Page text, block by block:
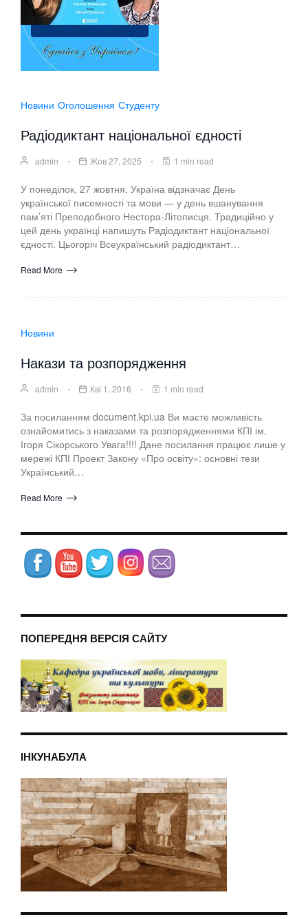
Новини Оголошення Студенту
Радіодиктант національної єдності
admin Жов 27, 2025 1 min read
У понеділок, 27 жовтня, Україна відзначає День
української писемності та мови — у день вшанування
пам’яті Преподобного Нестора-Літописця. Традиційно у
цей день українці напишуть Радіодиктант національної
єдності. Цьогоріч Всеукраїнський радіодиктант…
Read More
Новини
Накази та розпорядження
admin Кві 1, 2016 1 min read
За посиланням document.kpi.ua Ви маєте можливість
ознайомитись з наказами та розпорядженнями КПІ ім.
Ігоря Сікорського Увага!!!! Дане посилання працює лише у
мережі КПІ Проект Закону «Про освіту»: основні тези
Український…
Read More
ПОПЕРЕДНЯ ВЕРСІЯ САЙТУ
ІНКУНАБУЛА